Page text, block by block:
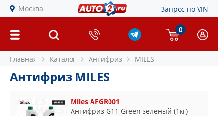
Москва Запрос по VIN
0
Главная Каталог Антифриз MILES
Антифриз MILES
Miles AFGR001
Антифриз G11 Green зеленый (1кг)